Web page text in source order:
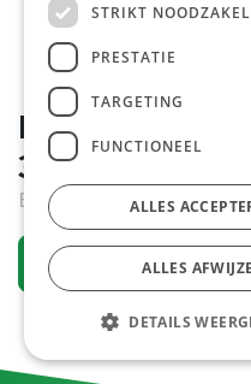
Bagastro
350x240x25H
Bestelartikel
Vraag een account
STRIKT
PRESTATIE
TARGETING
FUNCTIONEEL
ALLES
ALLES
DETAILS